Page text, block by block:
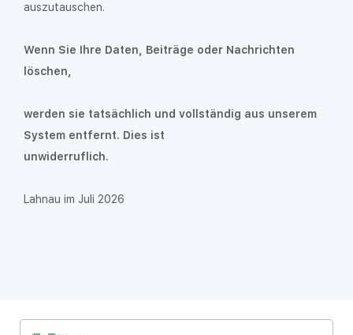
auszutauschen.
Wenn Sie Ihre Daten, Beiträge oder Nachrichten
löschen,
werden sie tatsächlich und vollständig aus unserem
System entfernt. Dies ist
unwiderruflich.
Lahnau im Juli 2026